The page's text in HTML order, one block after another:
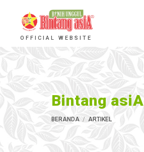
OFFICIAL WEBSITE
Bintang asiA
BERANDA ARTIKEL